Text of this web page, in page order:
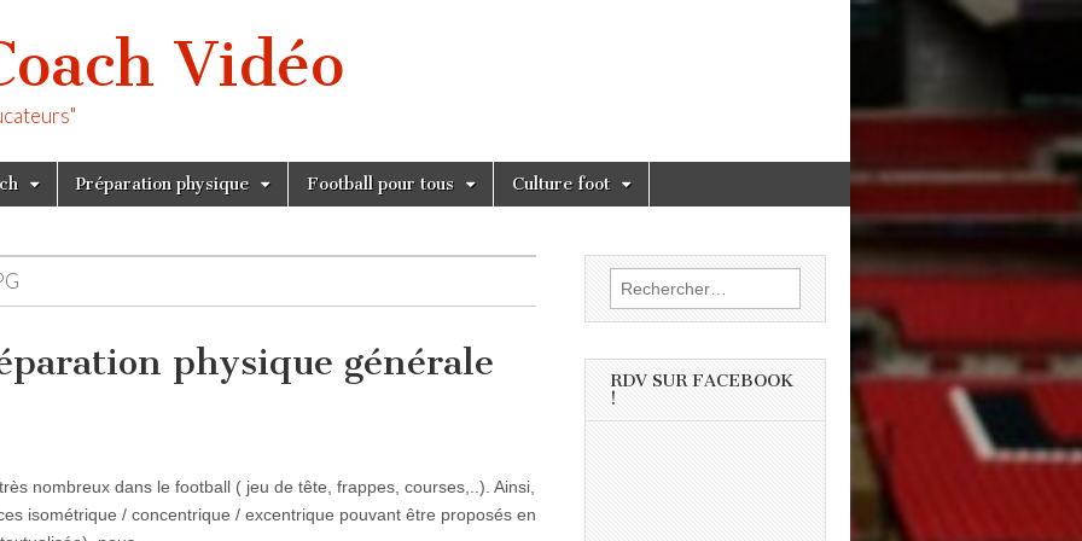
Vidéo
Préparation physique Football pour tous Culture foot
physique générale
nombreux dans le football ( jeu de tête, frappes, courses,..). Ainsi,
isométrique / concentrique / excentrique pouvant être proposés en
Rechercher :
RDV SUR FACEBOOK
!